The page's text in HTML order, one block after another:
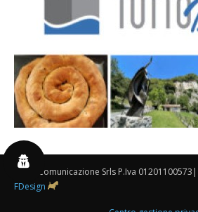
By 3P Comunicazione Srls P.Iva
FDesign